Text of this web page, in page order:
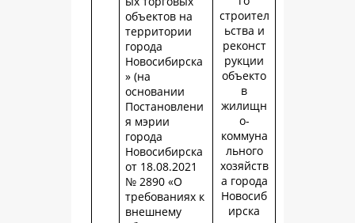
строител
ьства и
реконст
рукции
объекто
в
жилищн
о-
коммуна
льного
хозяйств
а города
Новосиб
ирска
объектов на
территории
города
Новосибирска
» (на
основании
Постановлени
я мэрии
города
Новосибирска
от 18.08.2021
№ 2890 «О
требованиях к
внешнему